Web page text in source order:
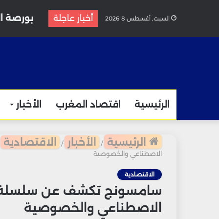
السبت, أغسطس 8 2026 أخبار عاجلة
بورصة
الرئيسية اقتصاد المغرب الأخبار
الرئيسية / الأخبار / الاقتصادية
الاصطناعي والخصوصية
الاقتصادية
الاصطناعي والخصوصية